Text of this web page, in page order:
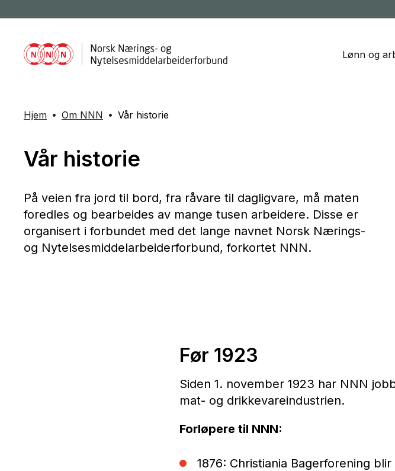
Lønn og
Hjem Om NNN Vår historie
Vår historie
På veien fra jord til bord, fra råvare til dagligvare, må maten
foredles og bearbeides av mange tusen arbeidere. Disse er
organisert i forbundet med det lange navnet Norsk Nærings-
og Nytelsesmiddelarbeiderforbund, forkortet NNN.
Før 1923
Siden 1. november 1923 har NNN
mat- og drikkevareindustrien.
Forløpere til NNN:
1876: Christiania Bagerforening